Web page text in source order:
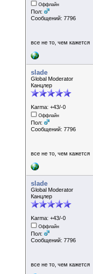
Оффлайн
Пол:
Сообщений: 7796
все не то, чем кажется
slade
Global Moderator
Канцлер
Karma: +43/-0
Оффлайн
Пол:
Сообщений: 7796
все не то, чем кажется
slade
Global Moderator
Канцлер
Karma: +43/-0
Оффлайн
Пол:
Сообщений: 7796
все не то, чем кажется